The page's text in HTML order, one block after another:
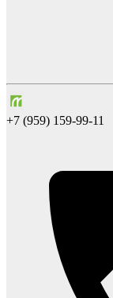
+7 (959) 159-99-11